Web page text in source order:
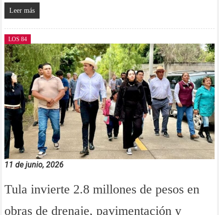
Leer más
LOS 84
11 de junio, 2026
Tula invierte 2.8 millones de pesos en
obras de drenaje, pavimentación y